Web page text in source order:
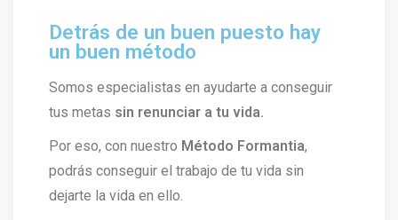
Detrás de un buen puesto hay
un buen método
Somos especialistas en ayudarte a conseguir
tus metas sin renunciar a tu vida.
Por eso, con nuestro Método Formantia,
podrás conseguir el trabajo de tu vida sin
dejarte la vida en ello.